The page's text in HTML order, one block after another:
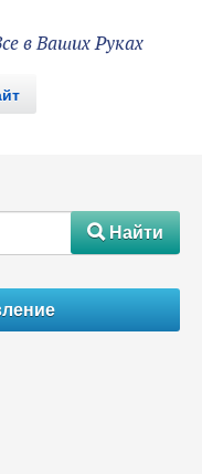
в Ваших Руках
#Найти